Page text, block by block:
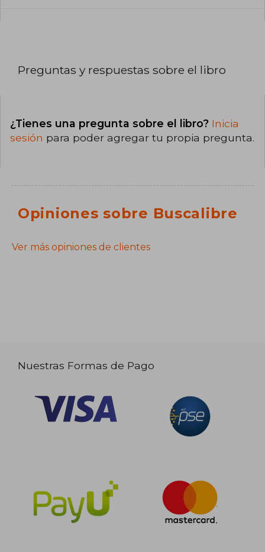
Preguntas y respuestas sobre el libro
¿Tienes una pregunta sobre el libro? Inicia
sesión para poder agregar tu propia pregunta.
Opiniones sobre Buscalibre
Ver más opiniones de clientes
Nuestras Formas de Pago